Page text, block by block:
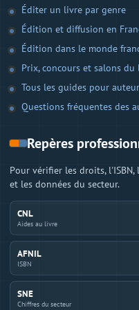
Éditer un livre par genre
Édition et diffusion en
Édition dans le monde
Prix, concours et salons du
Tous les guides pour
Questions fréquentes des
Repères
Pour vérifier les droits,
et les données du secteur.
CNL
Aides au livre
AFNIL
ISBN
SNE
Chiffres du secteur